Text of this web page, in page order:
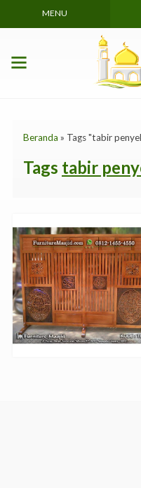
MENU
Beranda » Tags "tabir
Tags tabir